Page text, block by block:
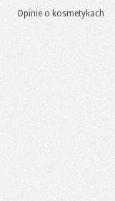
Opinie o kosmetykach